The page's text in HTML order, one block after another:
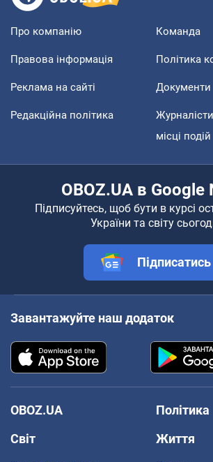
Про компанію Команда
Правова інформація Політика
Реклама на сайті Документи
Редакційна політика
місці подій
OBOZ.UA в Google
Підписуйтесь, щоб бути в курсі
України та світу
Підписатись
Завантажуйте наш додаток
OBOZ.UA
Політика
Світ
Життя